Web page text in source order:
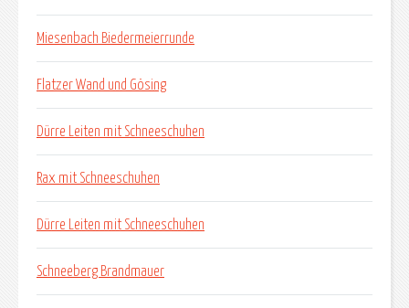
Miesenbach Biedermeierrunde
Flatzer Wand und Gösing
Dürre Leiten mit Schneeschuhen
Rax mit Schneeschuhen
Dürre Leiten mit Schneeschuhen
Schneeberg Brandmauer